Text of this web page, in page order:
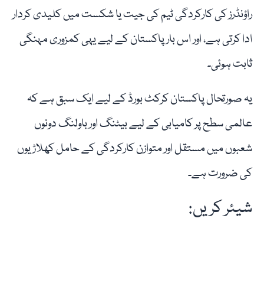
راؤنڈرز کی کارکردگی ٹیم کی جیت یا شکست میں کلیدی کردار
ادا کرتی ہے، اور اس بار پاکستان کے لیے یہی کمزوری مہنگی
ثابت ہوئی۔
یہ صورتحال پاکستان کرکٹ بورڈ کے لیے ایک سبق ہے کہ
عالمی سطح پر کامیابی کے لیے بیٹنگ اور باولنگ دونوں
شعبوں میں مستقل اور متوازن کارکردگی کے حامل کھلاڑیوں
کی ضرورت ہے۔
شیئر کریں: